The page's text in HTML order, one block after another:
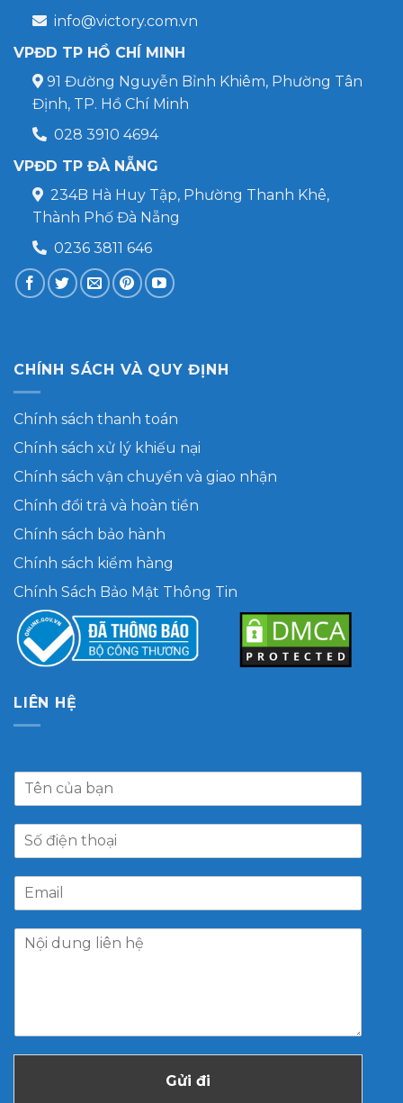
info@victory.com.vn
VPĐD TP HỒ CHÍ MINH
91 Đường Nguyễn Bỉnh Khiêm, Phường Tân
Định, TP. Hồ Chí Minh
028 3910 4694
VPĐD TP ĐÀ NẴNG
234B Hà Huy Tập, Phường Thanh Khê,
Thành Phố Đà Nẵng
0236 3811 646
CHÍNH SÁCH VÀ QUY ĐỊNH
Chính sách thanh toán
Chính sách xử lý khiếu nại
Chính sách vận chuyển và giao nhận
Chính đổi trả và hoàn tiền
Chính sách bảo hành
Chính sách kiểm hàng
Chính Sách Bảo Mật Thông Tin
LIÊN HỆ
Gửi đi